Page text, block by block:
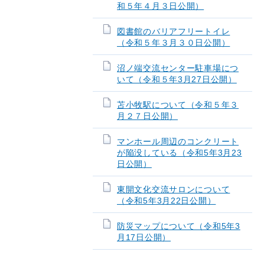
和５年４月３日公開）
図書館のバリアフリートイレ
（令和５年３月３０日公開）
沼ノ端交流センター駐車場につ
いて（令和５年3月27日公開）
苫小牧駅について（令和５年３
月２７日公開）
マンホール周辺のコンクリート
が陥没している（令和5年3月23
日公開）
東開文化交流サロンについて
（令和5年3月22日公開）
防災マップについて（令和5年3
月17日公開）